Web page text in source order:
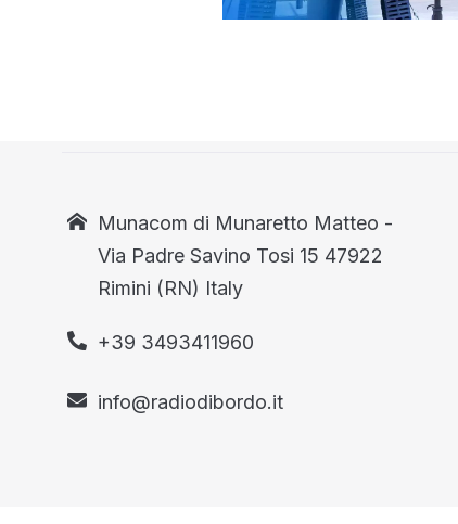
Munacom di Munaretto Matteo -
Via Padre Savino Tosi 15 47922
Rimini (RN) Italy
+39 3493411960
info@radiodibordo.it